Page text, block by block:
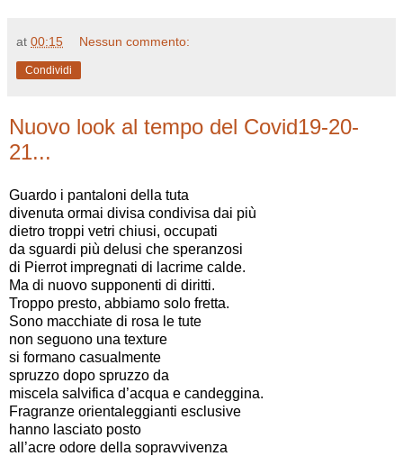
at 00:15 Nessun commento:
Condividi
Nuovo look al tempo del Covid19-20-
21...
Guardo i pantaloni della tuta
divenuta ormai divisa condivisa dai più
dietro troppi vetri chiusi, occupati
da sguardi più delusi che speranzosi
di Pierrot impregnati di lacrime calde.
Ma di nuovo supponenti di diritti.
Troppo presto, abbiamo solo fretta.
Sono macchiate di rosa le tute
non seguono una texture
si formano casualmente
spruzzo dopo spruzzo da
miscela salvifica d’acqua e candeggina.
Fragranze orientaleggianti esclusive
hanno lasciato posto
all’acre odore della sopravvivenza